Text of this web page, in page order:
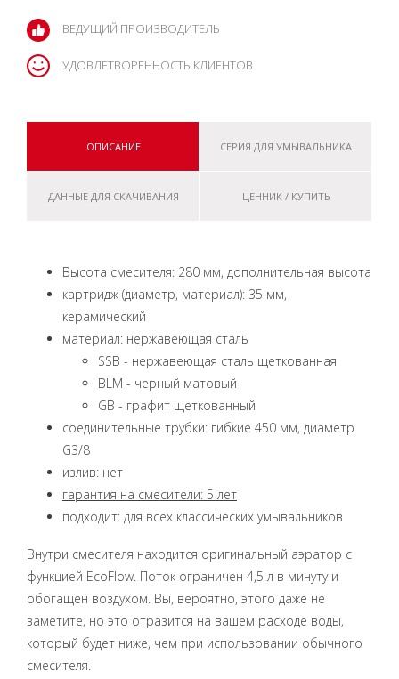
ВЕДУЩИЙ ПРОИЗВОДИТЕЛЬ
УДОВЛЕТВОРЕННОСТЬ КЛИЕНТОВ
ОПИСАНИЕ СЕРИЯ ДЛЯ УМЫВАЛЬНИКА
ДАННЫЕ ДЛЯ СКАЧИВАНИЯ ЦЕННИК / КУПИТЬ
Высота смесителя: 280 мм, дополнительная высота
картридж (диаметр, материал): 35 мм,
керамический
материал: нержавеющая сталь
SSB - нержавеющая сталь щеткованная
BLM - черный матовый
GB - графит щеткованный
соединительные трубки: гибкие 450 мм, диаметр
G3/8
излив: нет
гарантия на смесители: 5 лет
подходит: для всех классических умывальников
Внутри смесителя находится оригинальный аэратор с
функцией EcoFlow. Поток ограничен 4,5 л в минуту и
обогащен воздухом. Вы, вероятно, этого даже не
заметите, но это отразится на вашем расходе воды,
который будет ниже, чем при использовании обычного
смесителя.